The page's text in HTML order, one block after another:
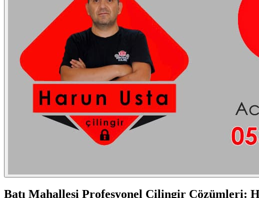
Batı Mahallesi Profesyonel Çilingir Çözümleri: